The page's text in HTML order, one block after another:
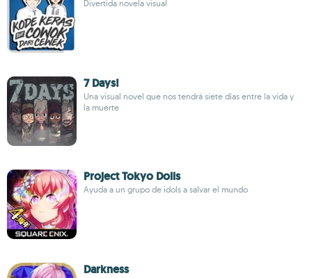
Divertida novela visual
7 Days!
Una visual novel que nos tendrá siete días entre la vida y
la muerte
Project Tokyo Dolls
Ayuda a un grupo de idols a salvar el mundo
Darkness